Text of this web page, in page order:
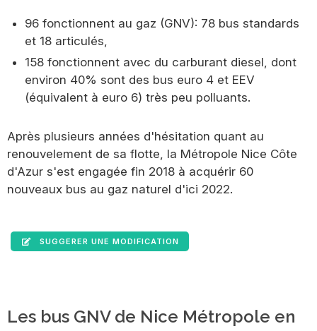
96 fonctionnent au gaz (GNV): 78 bus standards
et 18 articulés,
158 fonctionnent avec du carburant diesel, dont
environ 40% sont des bus euro 4 et EEV
(équivalent à euro 6) très peu polluants.
Après plusieurs années d'hésitation quant au
renouvelement de sa flotte, la Métropole Nice Côte
d'Azur s'est engagée fin 2018 à acquérir 60
nouveaux bus au gaz naturel d'ici 2022.
SUGGERER UNE MODIFICATION
Les bus GNV de Nice Métropole en